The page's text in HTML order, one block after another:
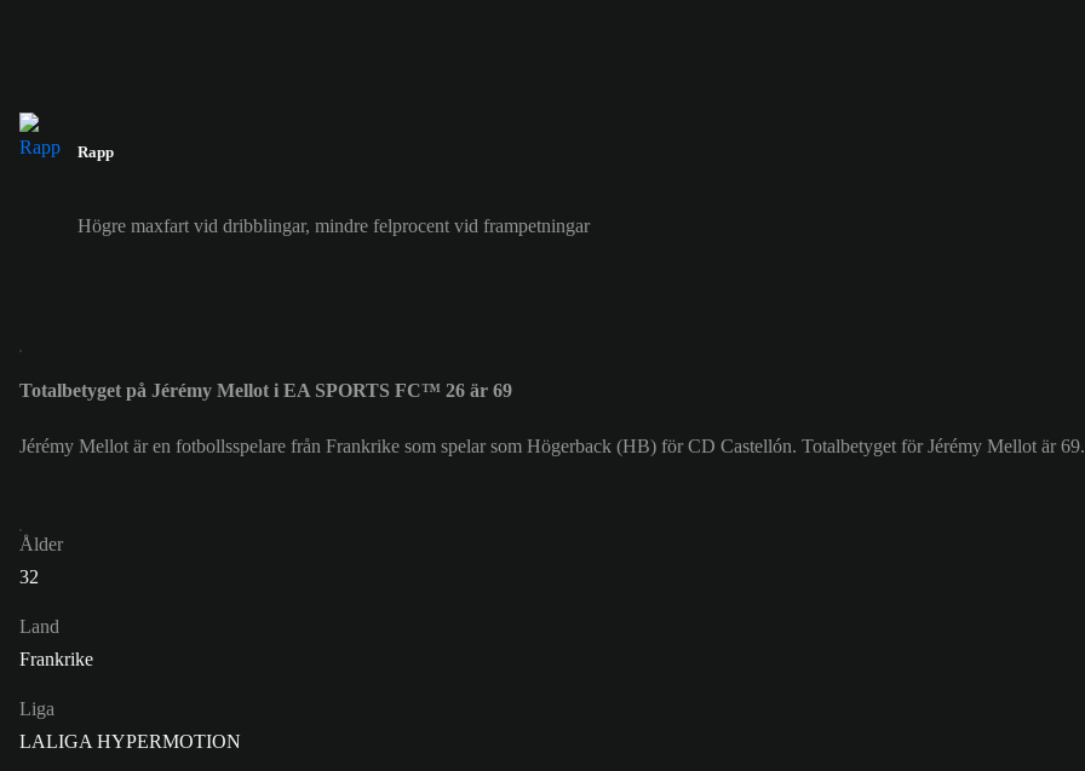
Rapp
Högre maxfart vid dribblingar, mindre felprocent vid frampetningar
Totalbetyget på Jérémy Mellot i EA SPORTS FC™ 26 är 69
Jérémy Mellot är en fotbollsspelare från Frankrike som spelar som Högerback (HB) för CD Castellón. Totalbetyget för Jérémy Mellot är 69.
Ålder
32
Land
Frankrike
Liga
LALIGA HYPERMOTION